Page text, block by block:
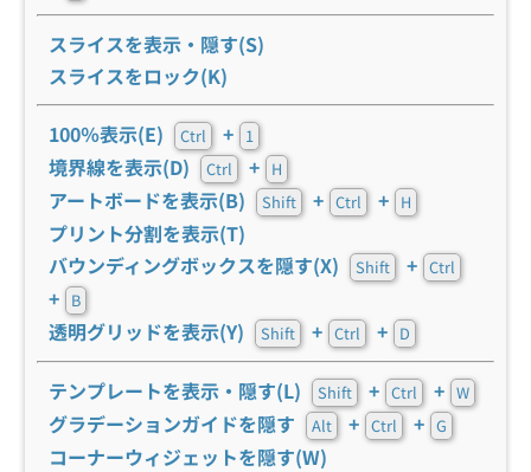
スライスを表示・隠す(S)
スライスをロック(K)
100％表示(E) Ctrl + 1
境界線を表示(D) Ctrl + H
アートボードを表示(B) Shift + Ctrl + H
プリント分割を表示(T)
バウンディングボックスを隠す(X)
Shift + Ctrl
+ B
透明グリッドを表示(Y) Shift + Ctrl + D
テンプレートを表示・隠す(L) Shift + Ctrl + W
グラデーションガイドを隠す Alt + Ctrl + G
コーナーウィジェットを隠す(W)